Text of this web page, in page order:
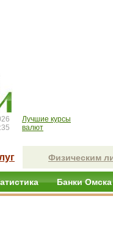
Лучшие курсы
валют
Физическим
Банки Омска